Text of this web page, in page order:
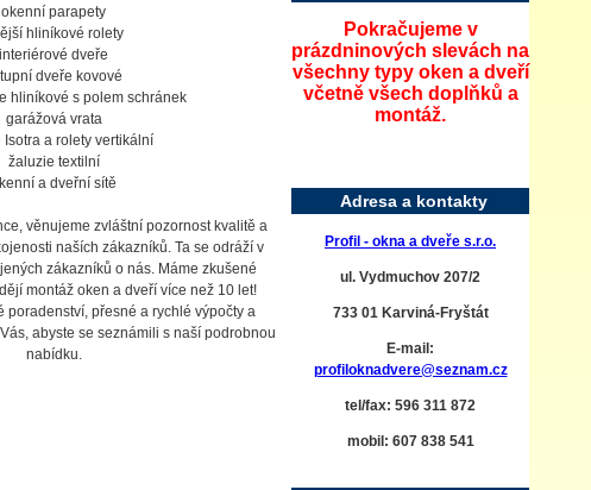
Pokračujeme v
prázdninových slevách na
všechny typy oken a dveří
včetně všech doplňků a
montáž.
Adresa a kontakty
Profil - okna a dveře s.r.o.
ul. Vydmuchov 207/2
733 01 Karviná-Fryštát
E-mail:
profiloknadvere@seznam.cz
tel/fax: 596 311 872
mobil: 607 838 541
okenní parapety
hliníkové rolety
interiérové dveře
dveře kovové
hliníkové s polem schránek
garážová vrata
Isotra a rolety vertikální
žaluzie textilní
a dveřní sítě
věnujeme zvláštní pozornost kvalitě a
naších zákazníků. Ta se odráží v
zákazníků o nás. Máme zkušené
montáž oken a dveří více než 10 let!
poradenství, přesné a rychlé výpočty a
abyste se seznámili s naší podrobnou
nabídku.